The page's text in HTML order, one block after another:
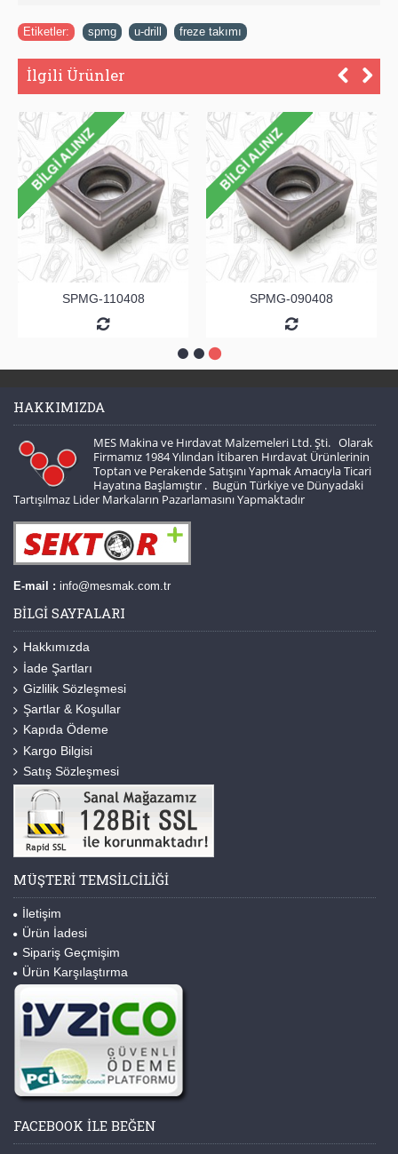
Etiketler: spmg u-drill freze takımı
İlgili Ürünler
SPMG-110408 SPMG-090408
HAKKIMIZDA
MES Makina ve Hırdavat Malzemeleri Ltd. Şti. Olarak
Firmamız 1984 Yılından İtibaren Hırdavat Ürünlerinin
Toptan ve Perakende Satışını Yapmak Amacıyla Ticari
Hayatına Başlamıştır . Bugün Türkiye ve Dünyadaki
Tartışılmaz Lider Markaların Pazarlamasını Yapmaktadır
E-mail : info@mesmak.com.tr
BILGI SAYFALARI
Hakkımızda
İade Şartları
Gizlilik Sözleşmesi
Şartlar & Koşullar
Kapıda Ödeme
Kargo Bilgisi
Satış Sözleşmesi
MÜŞTERI TEMSILCILIĞI
İletişim
Ürün İadesi
Sipariş Geçmişim
Ürün Karşılaştırma
FACEBOOK ILE BEĞEN